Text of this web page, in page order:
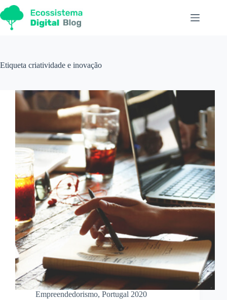
Pular
para
o
conteúdo
Etiqueta criatividade e inovação
Empreendedorismo, Portugal 2020